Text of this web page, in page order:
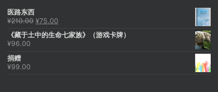
医路东西
¥210.00 原
为：
¥75.00
价
《藏于土中的生命七家族》（游戏卡牌）
¥96.00
捐赠
¥99.00